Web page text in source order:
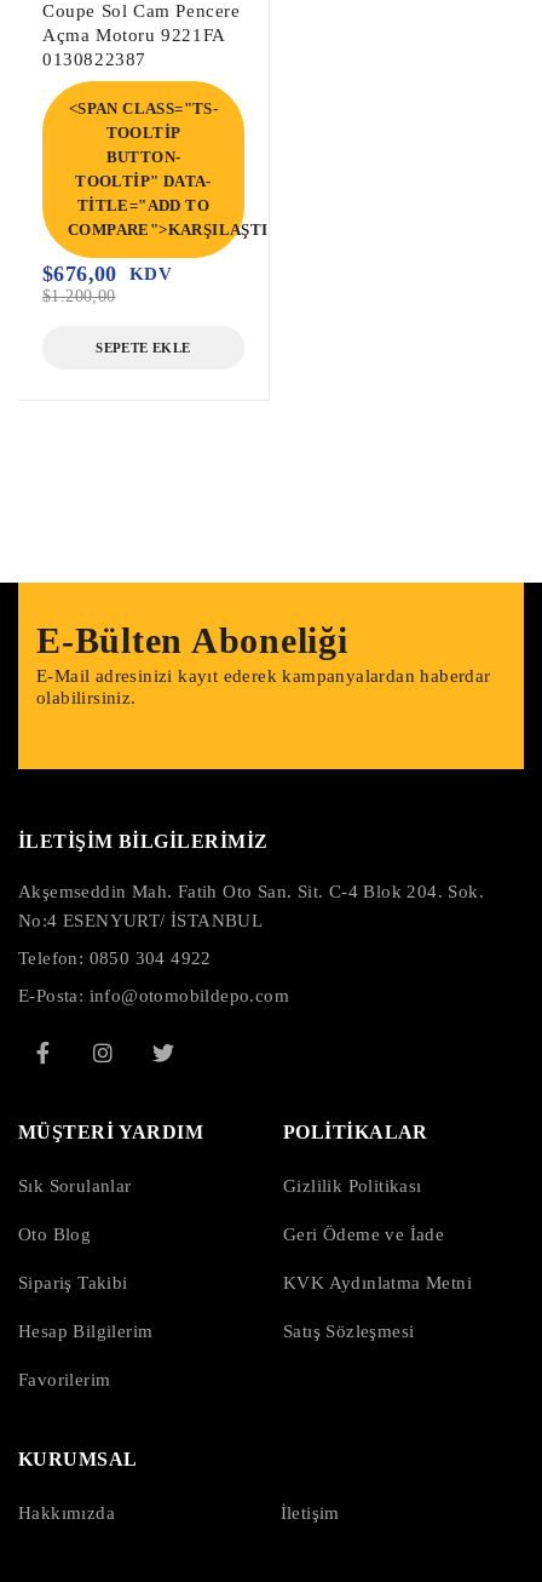
Coupe Sol Cam Pencere
Açma Motoru 9221FA
0130822387
<SPAN CLASS="TS-
TOOLTIP
BUTTON-
TOOLTIP" DATA-
TITLE="ADD TO
COMPARE">KARŞILAŞTIR</SPAN>
$1.200,00
$676,00 KDV
SEPETE EKLE
E-Bülten Aboneliği
E-Mail adresinizi kayıt ederek kampanyalardan haberdar
olabilirsiniz.
İLETİŞİM BİLGİLERİMİZ
Akşemseddin Mah. Fatih Oto San. Sit. C-4 Blok 204. Sok.
No:4 ESENYURT/ İSTANBUL
Telefon: 0850 304 4922
E-Posta: info@otomobildepo.com
MÜŞTERİ YARDIM
Sık Sorulanlar
Oto Blog
Sipariş Takibi
Hesap Bilgilerim
Favorilerim
POLİTİKALAR
Gizlilik Politikası
Geri Ödeme ve İade
KVK Aydınlatma Metni
Satış Sözleşmesi
KURUMSAL
Hakkımızda İletişim